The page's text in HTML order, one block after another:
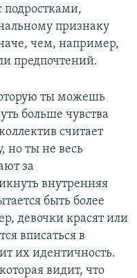
подростками,
признаку
чем, например,
предпочтений.
ты можешь
больше чувства
считает
но ты не весь
за
внутренняя
быть более
девочки красят или
вписаться в
их идентичность.
видит, что